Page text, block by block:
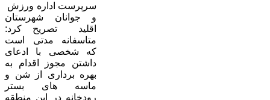
و جوانان شهرستان
اقلید تصریح کرد:
متاسفانه مدتی است
که شخصی با ادعای
داشتن مجوز اقدام به
بهره برداری از شن و
ماسه های بستر
رودخانه در این منطقه